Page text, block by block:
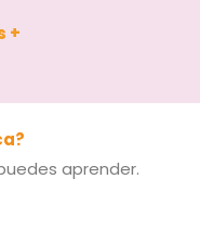
+
aprender.